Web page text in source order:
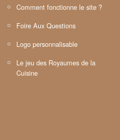
Comment fonctionne le site ?
Foire Aux Questions
Logo personnalisable
Le jeu des Royaumes de la
Cuisine